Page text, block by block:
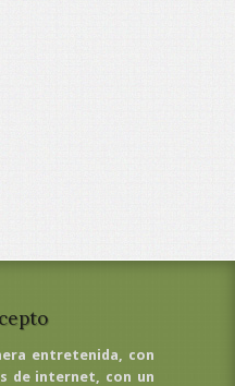
entretenida, con
de internet, con un